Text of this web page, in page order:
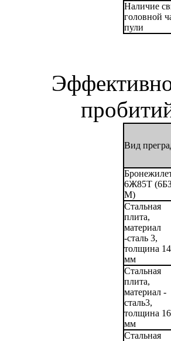
Наличие
головной
пули
Вид
6Ж85Т
М)
Стальная
плита,
материал
-сталь 3,
толщина 14
мм
Стальная
плита,
материал -
сталь3,
толщина 16
мм
Стальная